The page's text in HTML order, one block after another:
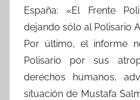
España: «El Frente
dejando sólo al Polisario
Por último, el informe
Polisario por sus
derechos humanos,
situación de Mustafa